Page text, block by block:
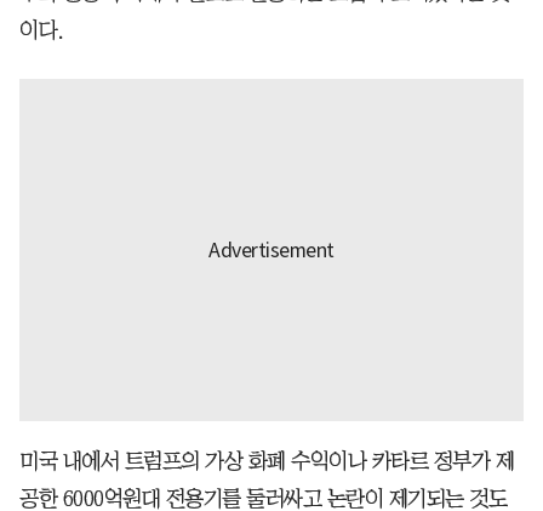
이다.
미국 내에서 트럼프의 가상 화폐 수익이나 카타르 정부가 제
공한 6000억원대 전용기를 둘러싸고 논란이 제기되는 것도